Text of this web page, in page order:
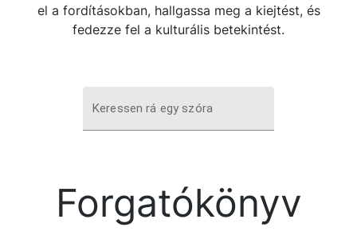
el a fordításokban, hallgassa meg a kiejtést, és
fedezze fel a kulturális betekintést.
Keressen rá egy szóra
Forgatókönyv